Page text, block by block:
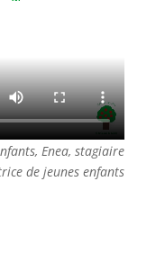
Enea, stagiaire
de jeunes enfants